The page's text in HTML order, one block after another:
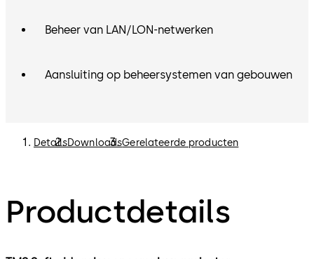
Beheer van LAN/LON-netwerken
Aansluiting op beheersystemen van gebouwen
DetailsDownloadsGerelateerde producten
Productdetails